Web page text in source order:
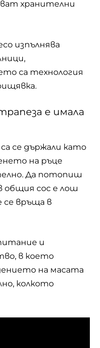
хранителни
изпълнява
са технология
е имала
се държали като
на ръце
Да потопиш
общия сос е лош
се връща в
и
в което
на масата
колкото